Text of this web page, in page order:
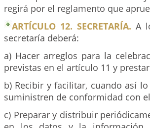
regirá por el reglamento que
ARTÍCULO 12. SECRETARÍA. A
secretaría deberá:
a) Hacer arreglos para la
previstas en el artículo 11 y
b) Recibir y facilitar, cuando así
suministren de conformidad con
c) Preparar y distribuir